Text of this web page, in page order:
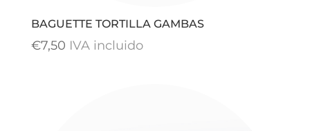
BAGUETTE TORTILLA GAMBAS
€7,50 IVA incluido